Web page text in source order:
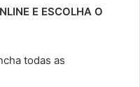
E ESCOLHA O
todas as